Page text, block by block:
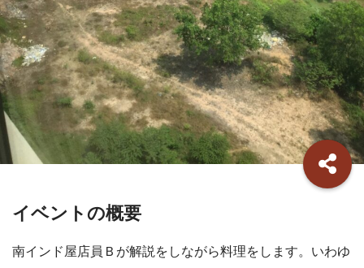
イベントの概要
南インド屋店員Ｂが解説をしながら料理をします。いわゆ